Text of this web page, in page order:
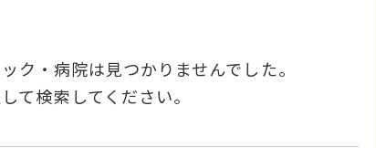
ク・病院は見つかりませんでした。
て検索してください。